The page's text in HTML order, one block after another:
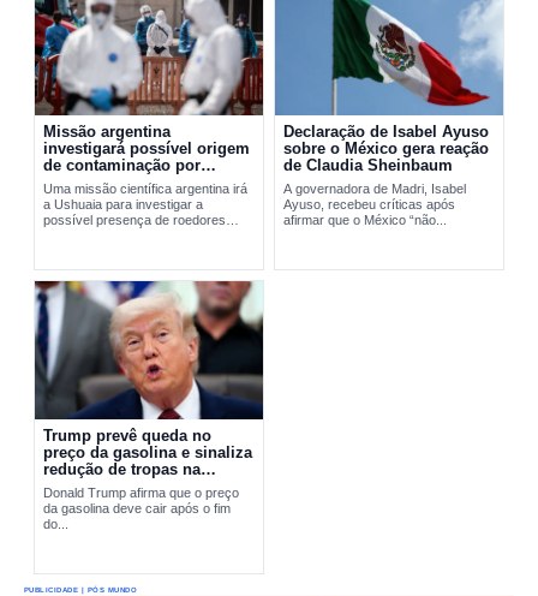
Missão argentina
investigará possível origem
de contaminação por
hantavírus em Ushuaia
Uma missão científica argentina irá
a Ushuaia para investigar a
possível presença de roedores
Declaração de Isabel Ayuso
sobre o México gera reação
de Claudia Sheinbaum
A governadora de Madri, Isabel
Ayuso, recebeu críticas após
afirmar que o México “não...
Trump prevê queda no
preço da gasolina e sinaliza
redução de tropas na
Europa
Donald Trump afirma que o preço
da gasolina deve cair após o fim
do...
PUBLICIDADE | PÓS MUNDO